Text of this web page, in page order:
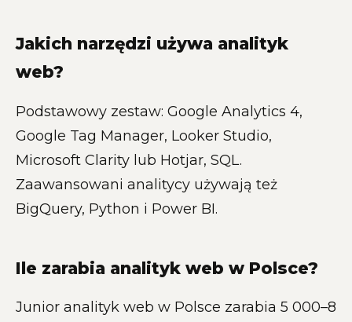
Jakich narzędzi używa analityk
web?
Podstawowy zestaw: Google Analytics 4,
Google Tag Manager, Looker Studio,
Microsoft Clarity lub Hotjar, SQL.
Zaawansowani analitycy używają też
BigQuery, Python i Power BI.
Ile zarabia analityk web w Polsce?
Junior analityk web w Polsce zarabia 5 000–8